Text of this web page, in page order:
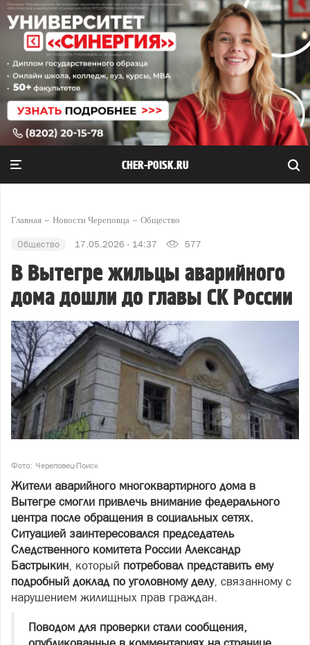
CHER-POISK.RU
Главная Новости Череповца Общество
Общество 17.05.2026 - 14:37 577
В Вытегре жильцы аварийного
дома дошли до главы СК России
Фото: Череповец-Поиск
Жители аварийного многоквартирного дома в
Вытегре смогли привлечь внимание федерального
центра после обращения в социальных сетях.
Ситуацией заинтересовался председатель
Следственного комитета России Александр
Бастрыкин, который потребовал представить ему
подробный доклад по уголовному делу, связанному с
нарушением жилищных прав граждан.
Поводом для проверки стали сообщения,